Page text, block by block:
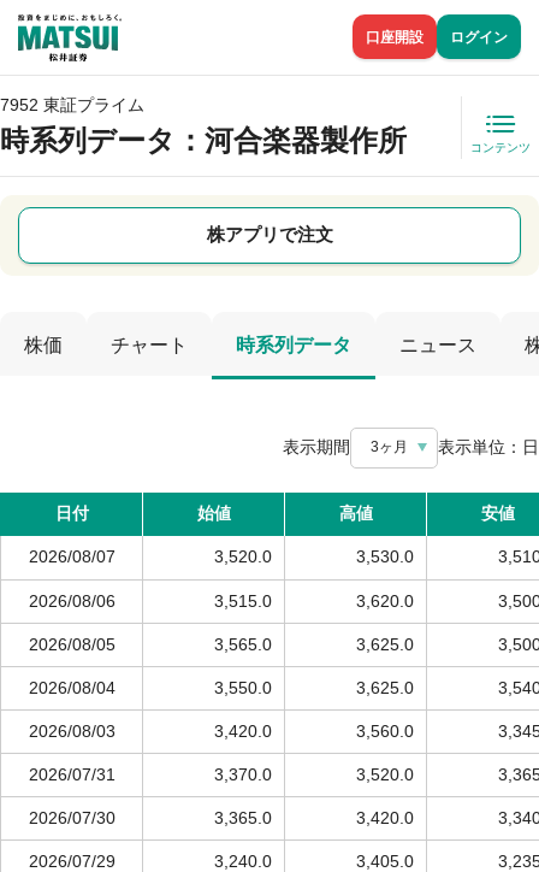
口座開設 ログイン
7952 東証プライム
時系列データ ：河合楽器製作所 コンテンツ
株アプリで注文
株価 チャート 時系列データ ニュース
表示期間 3ヶ月 表示単位： 日
日付 始値 高値 安値
2026/08/07 3,520.0 3,530.0
2026/08/06 3,515.0 3,620.0
2026/08/05 3,565.0 3,625.0
2026/08/04 3,550.0 3,625.0
2026/08/03 3,420.0 3,560.0
2026/07/31 3,370.0 3,520.0
2026/07/30 3,365.0 3,420.0
2026/07/29 3,240.0 3,405.0